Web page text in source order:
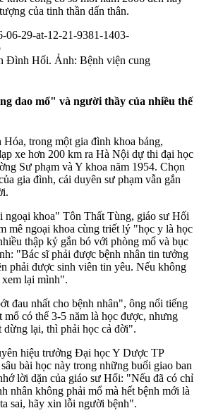
của tinh thần dấn thân.
Đình Hối. Ảnh: Bệnh viện cung
dao mổ" và người thầy của nhiều thế
Hóa, trong một gia đình khoa bảng,
xe hơn 200 km ra Hà Nội dự thi đại học
Sư phạm và Y khoa năm 1954. Chọn
gia đình, cái duyên sư phạm vẫn gắn
ngoại khoa" Tôn Thất Tùng, giáo sư Hối
mê ngoại khoa cùng triết lý "học y là học
thập kỷ gắn bó với phòng mổ và bục
"Bác sĩ phải được bệnh nhân tin tưởng
phải được sinh viên tin yêu. Nếu không
lại mình".
đau nhất cho bệnh nhân", ông nổi tiếng
có thể 3-5 năm là học được, nhưng
dừng lại, thì phải học cả đời".
hiệu trưởng Đại học Y Dược TP
bài học này trong những buổi giao ban
lời dặn của giáo sư Hối: "Nếu đã có chỉ
nhân không phải mổ mà hết bệnh mới là
sai, hãy xin lỗi người bệnh".